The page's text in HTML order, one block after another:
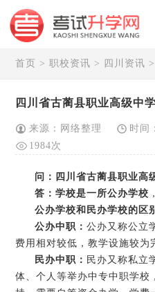
首页 >职校资讯 > 四川资讯 >
四川省古蔺县职业高级中
来源：网络整理
时间
1984次
问：四川省古蔺县职业高
答：学校是一所公办学校
公办学校和民办学校的区
公办中职：公办又称公立
费用相对较低，教学设施较为
民办中职： 民办又称私立
体、个人等举办中专中职学校